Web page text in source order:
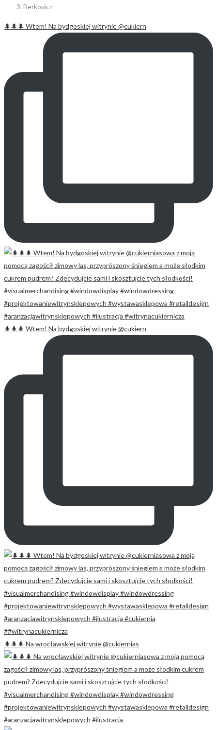
Berkovicz
🌲🌲🌲 Wtem! Na bydgoskiej witrynie @cukiern
🌲🌲🌲 Wtem! Na bydgoskiej witrynie @cukiern
🌲🌲🌲 Na wrocławskiej witrynie @cukiernias